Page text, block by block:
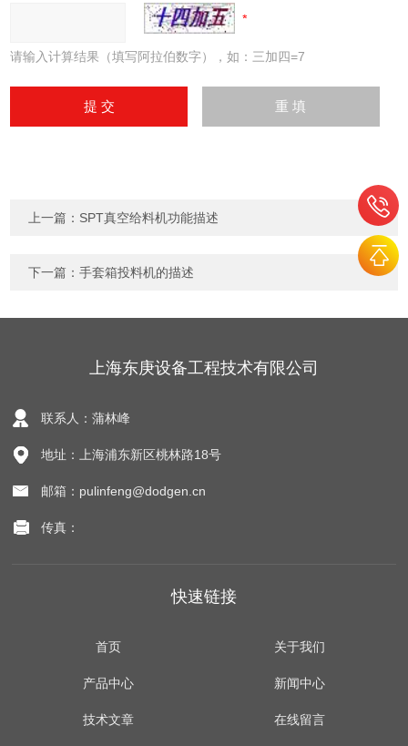
请输入计算结果（填写阿拉伯数字），如：三加四=7
上一篇： SPT真空给料机功能描述
下一篇：手套箱投料机的描述
上海东庚设备工程技术有限公司
联系人：蒲林峰
地址：上海浦东新区桃林路18号
邮箱：pulinfeng@dodgen.cn
传真：
快速链接
首页 关于我们
产品中心 新闻中心
技术文章 在线留言